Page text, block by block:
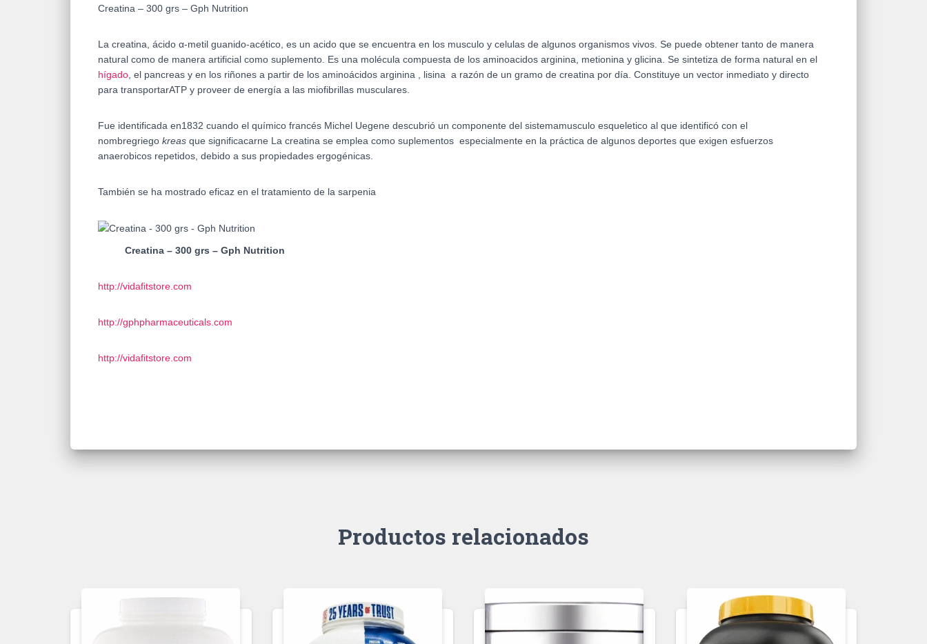
Creatina – 300 grs – Gph Nutrition
La creatina, ácido α-metil guanido-acético, es un acido que se encuentra en los musculo y celulas de algunos organismos vivos. Se puede obtener tanto de manera
natural como de manera artificial como suplemento. Es una molécula compuesta de los aminoacidos arginina, metionina y glicina. Se sintetiza de forma natural en el
hígado , el pancreas y en los riñones a partir de los aminoácidos arginina
, lisina a razón de un gramo de creatina por día. Constituye un vector inmediato y directo
para transportarATP y proveer de energía a las miofibrillas musculares.
Fue identificada en1832 cuando el químico francés Michel Uegene descubrió un componente del sistemamusculo esqueletico al que identificó con el
nombregriego kreas que significacarne La creatina se emplea como suplementos especialmente en la práctica de algunos deportes que exigen esfuerzos
anaerobicos repetidos, debido a sus propiedades ergogénicas.
También se ha mostrado eficaz en el tratamiento de la sarpenia
Creatina – 300 grs – Gph Nutrition
http://vidafitstore.com
http://gphpharmaceuticals.com
http://vidafitstore.com
Productos relacionados